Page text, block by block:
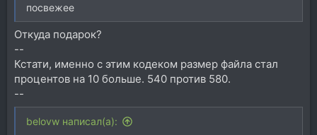
посвежее
Откуда подарок?
--
Кстати, именно с этим кодеком размер файла стал
процентов на 10 больше. 540 против 580.
--
belovw написал(а):